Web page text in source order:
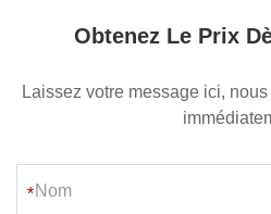
Obtenez Le Prix
Laissez votre message ici,
*